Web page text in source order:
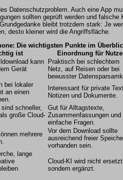
Datenschutzproblem. Auch eine App
sollten geprüft werden und falsche
bleibt trotzdem stark: Je
desto kleiner wird die Angriffsfläche.
Die wichtigsten Punkte im
ist
Einordnung für
kann
Gerät
Praktisch bei schlechtem
Netz, auf Reisen oder bei
bewusster
bei lokaler
an einen
Interessant für private
Notizen und Dokumente.
schneller,
große Cloud-
Gut für Alltagstexte,
Zusammenfassungen und
einfache Fragen.
mehrere
Vor dem Download sollte
ausreichend freier
vorhanden sein.
lange
Cloud-KI wird nicht
sondern ergänzt.